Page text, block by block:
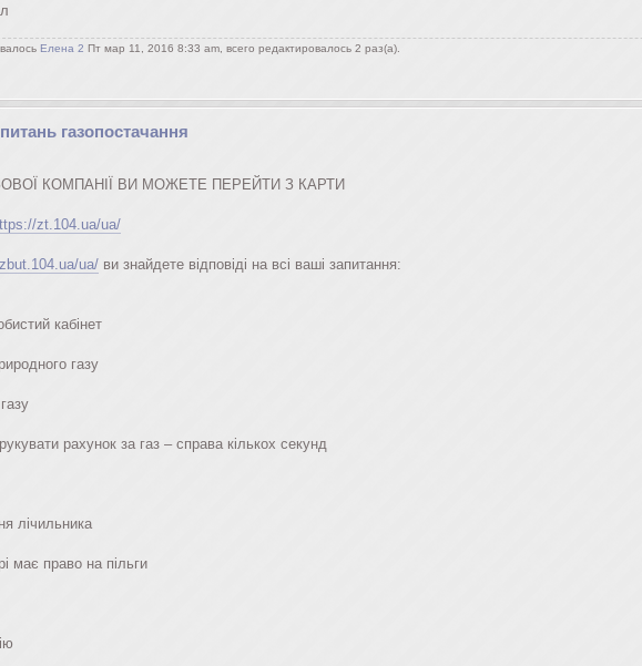
Елена 2 Пт мар 11, 2016 8:33 am, всего редактировалось 2 раз(а).
газопостачання
КОМПАНІЇ ВИ МОЖЕТЕ ПЕРЕЙТИ З КАРТИ
zt.104.ua/ua/
ua/ ви знайдете відповіді на всі ваші запитання:
кабінет
газу
рахунок за газ – справа кількох секунд
лічильника
має право на пільги